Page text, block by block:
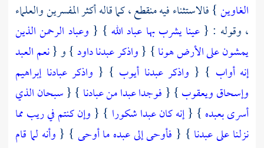
الغاوين} فالاستثناء فيه منقطع ، كما قاله أكثر المفسرين والعلماء
، وقوله : {عينا يشرب بها عباد الله } { وعباد الرحمن الذين
يمشون على الأرض هونا} {واذكر عبدنا داود} و {نعم العبد
إنه أواب } { واذكر عبدنا أيوب } { واذكر عبادنا إبراهيم
وإسحاق ويعقوب} { فوجدا عبدا من عبادنا } {سبحان الذي
أسرى بعبده } {إنه كان عبدا شكورا } { وإن كنتم في ريب مما
نزلنا على عبدنا } { فأوحى إلى عبده ما أوحى } { وأنه لما قام